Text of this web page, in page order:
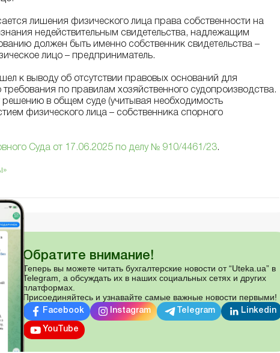
лишения физического лица права собственности на
недействительным свидетельства, надлежащим
должен быть именно собственник свидетельства –
лицо – предприниматель.
к выводу об отсутствии правовых оснований для
по правилам хозяйственного судопроизводства.
в общем суде (учитывая необходимость
физического лица – собственника спорного
Суда от 17.06.2025 по делу № 910/4461/23.
Обратите внимание!
Теперь вы можете читать бухгалтерские новости от “Uteka.ua” в
Telegram, а обсуждать их в наших социальных сетях и других
платформах.
Присоединяйтесь и узнавайте самые важные новости первыми!
Facebook Instagram Telegram Linkedin
YouTube